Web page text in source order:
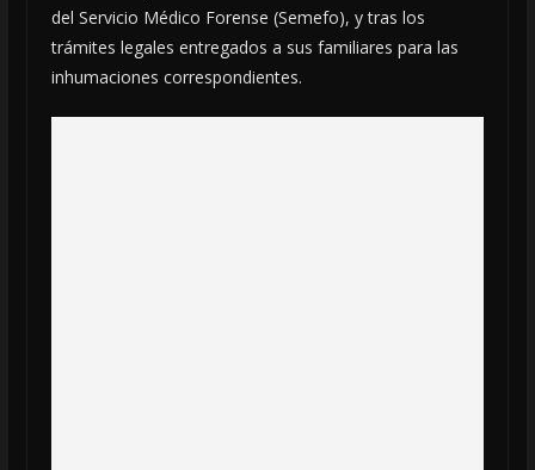
del Servicio Médico Forense (Semefo), y tras los
trámites legales entregados a sus familiares para las
inhumaciones correspondientes.